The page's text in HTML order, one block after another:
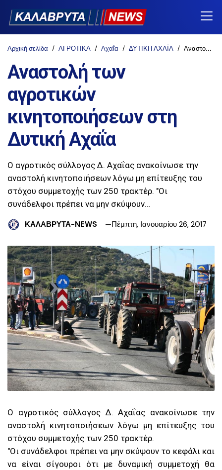
Αρχική σελίδα ΑΓΡΟΤΙΚΑ Αχαΐα ΔΥΤΙΚΗ ΑΧΑΪΑ Αναστολή των αγροτικών κινητοποιήσεων στη Δυτική Αχαΐα
Αναστολή των
αγροτικών
κινητοποιήσεων στη
Δυτική Αχαΐα
Ο αγροτικός σύλλογος Δ. Αχαΐας ανακοίνωσε την
αναστολή κινητοποιήσεων λόγω μη επίτευξης του
στόχου συμμετοχής των 250 τρακτέρ. "Οι
συνάδελφοι πρέπει να μην σκύψουν…
ΚΑΛΑΒΡΥΤΑ-NEWS Πέμπτη, Ιανουαρίου 26, 2017
Ο αγροτικός σύλλογος Δ. Αχαΐας ανακοίνωσε την
αναστολή κινητοποιήσεων λόγω μη επίτευξης του
στόχου συμμετοχής των 250 τρακτέρ.
"Οι συνάδελφοι πρέπει να μην σκύψουν το κεφάλι και
να είναι σίγουροι ότι με δυναμική συμμετοχή θα